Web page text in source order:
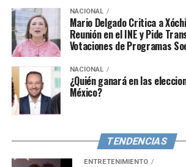
Por el momento, el origen de su
detalles sobre cómo se conocieron
misterio, dejando a los fans ansiosos
confirmación oficial por parte de las
Mientras tanto, queda esperar para
esta posible historia de amor en el
farándula mexicana.
NACIONAL
Mario Delgado Critica a
Reunión en el INE y Pide
Votaciones de Programas
NACIONAL
¿Quién ganará en las
México?
TENDENCIAS
ENTRETENIMIENTO